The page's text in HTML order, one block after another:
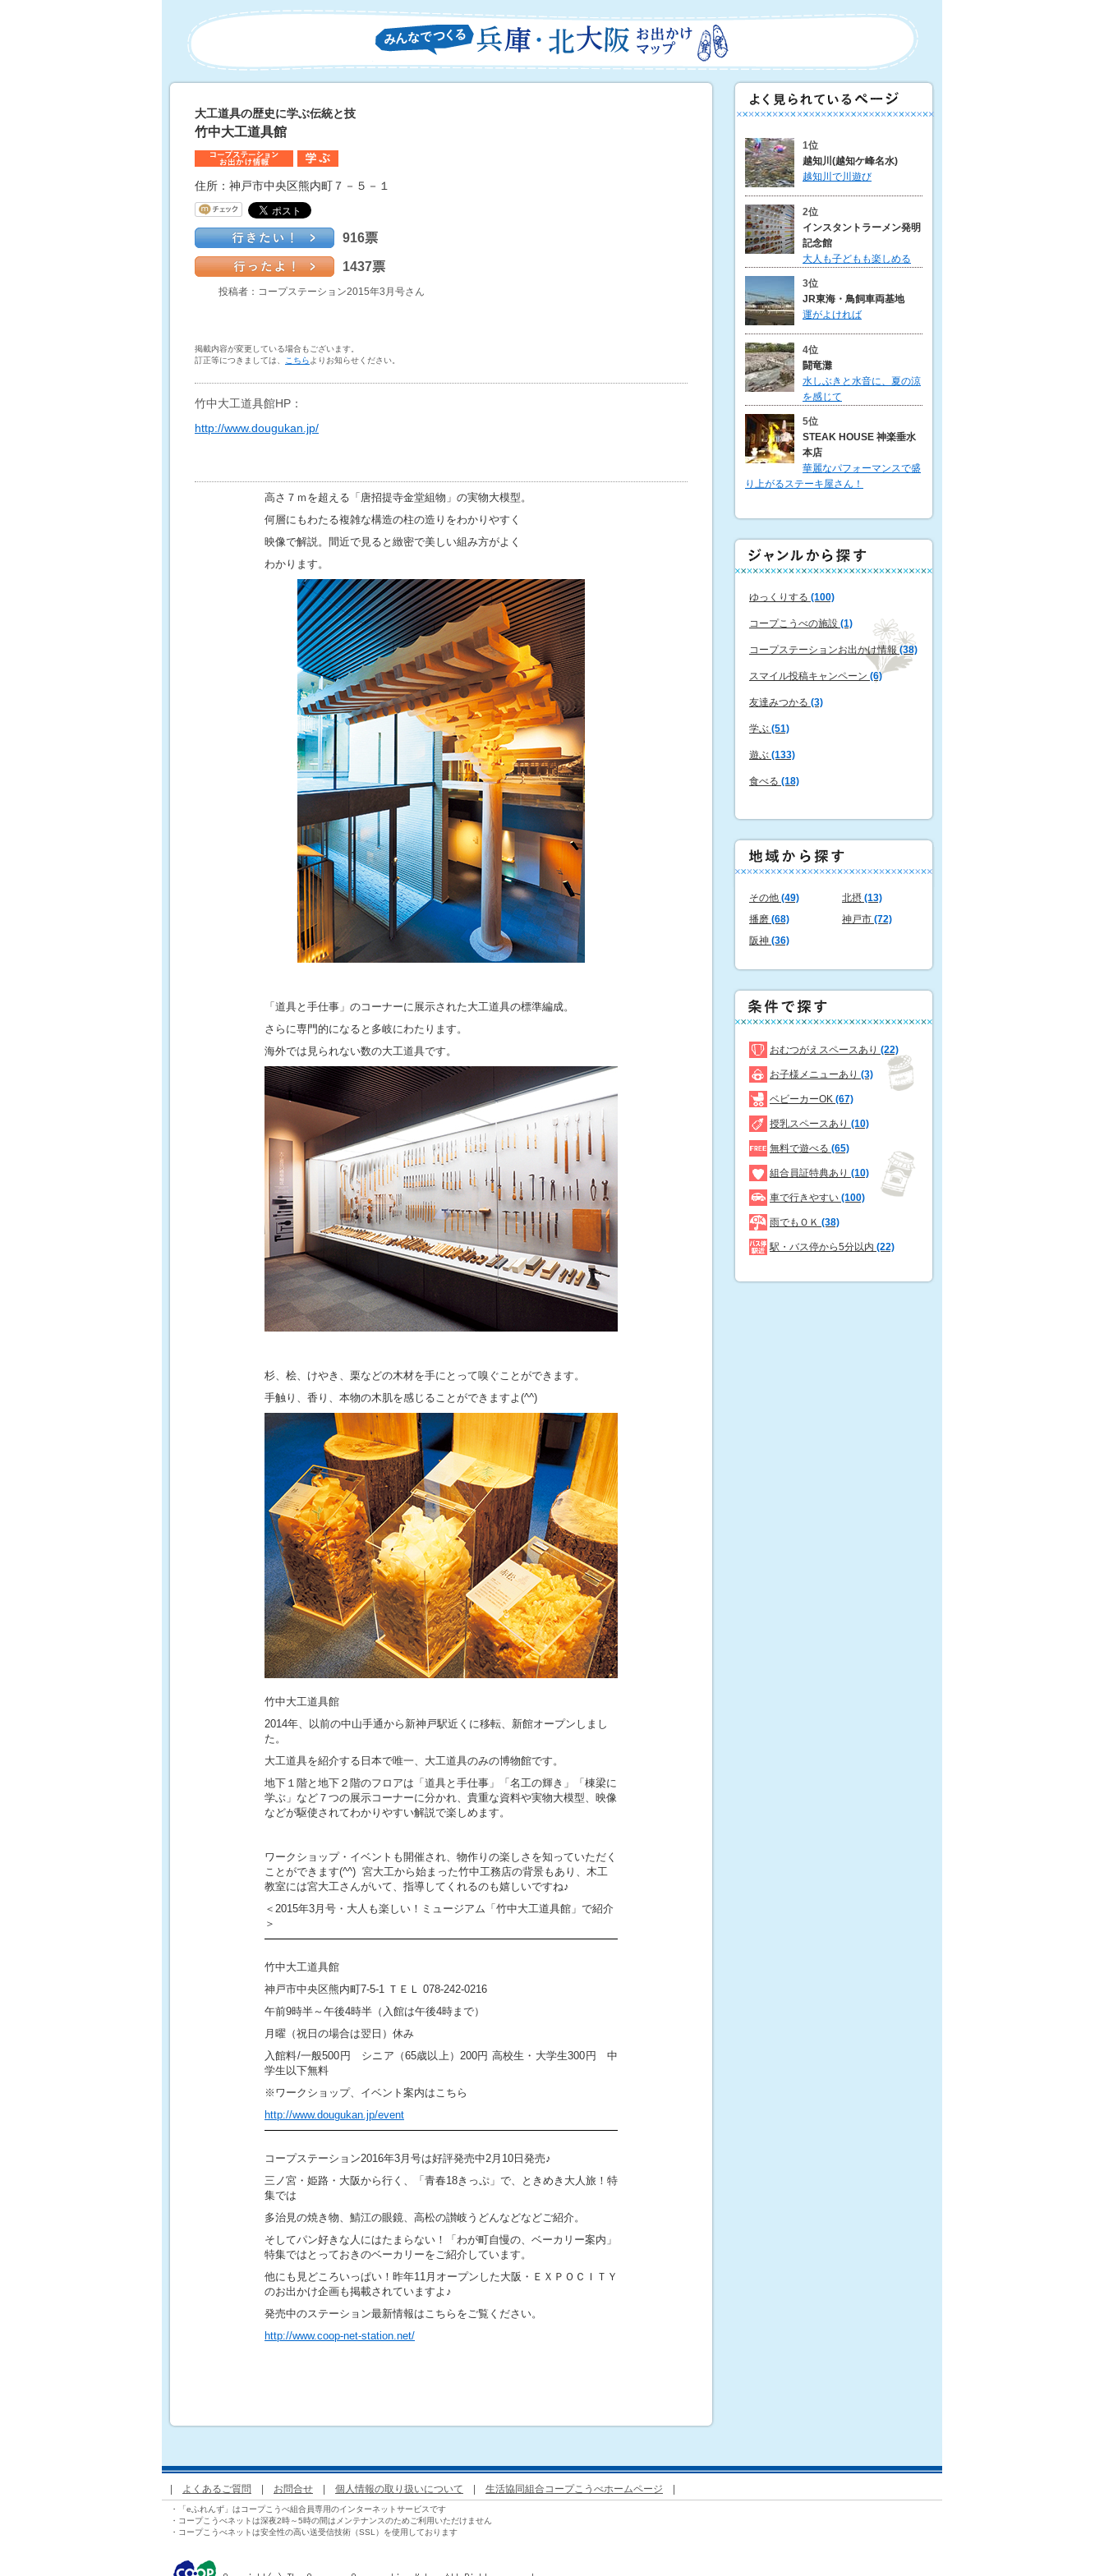
大工道具の歴史に学ぶ伝統と技
竹中大工道具館
住所：神戸市中央区熊内町７－５－１
916票
1437票
投稿者：コープステーション2015年3月号さん
掲載内容が変更している場合もございます。
訂正等につきましては、
こちら よりお知らせください。
竹中大工道具館HP：
http://www.dougukan.jp/
高さ７ｍを超える「唐招提寺金堂組物」の実物大模型。
何層にもわたる複雑な構造の柱の造りをわかりやすく
映像で解説。間近で見ると緻密で美しい組み方がよく
わかります。
「道具と手仕事」のコーナーに展示された大工道具の標準編成。
さらに専門的になると多岐にわたります。
海外では見られない数の大工道具です。
杉、桧、けやき、栗などの木材を手にとって嗅ぐことができます。
手触り、香り、本物の木肌を感じることができますよ(^^)
竹中大工道具館
2014年、以前の中山手通から新神戸駅近くに移転、新館オープンしまし
た。
大工道具を紹介する日本で唯一、大工道具のみの博物館です。
地下１階と地下２階のフロアは「道具と手仕事」「名工の輝き」「棟梁に
学ぶ」など７つの展示コーナーに分かれ、貴重な資料や実物大模型、映像
などが駆使されてわかりやすい解説で楽しめます。
ワークショップ・イベントも開催され、物作りの楽しさを知っていただく
ことができます(^^) 宮大工から始まった竹中工務店の背景もあり、木工
教室には宮大工さんがいて、指導してくれるのも嬉しいですね♪
＜ 2015年3月号・大人も楽しい！ミュージアム「竹中大工道具館」で紹介
＞
竹中大工道具館
神戸市中央区熊内町7-5-1 ＴＥＬ 078-242-0216
午前9時半～午後4時半（入館は午後4時まで）
月曜（祝日の場合は翌日）休み
入館料/一般500 円 シニア（65歳以上）200円 高校生・大学生300 円 中
学生以下無料
※ワークショップ、イベント案内はこちら
http://www.dougukan.jp/event
コープステーション2016年3月号は好評発売中2月10日発売♪
三ノ宮・姫路・大阪から行く、「青春18きっぷ」で、ときめき大人旅！特
集では
多治見の焼き物、鯖江の眼鏡、高松の讃岐うどんなどなどご紹介。
そしてパン好きな人にはたまらない！「わが町自慢の、ベーカリー案内」
特集ではとっておきのベーカリーをご紹介しています。
他にも見どころいっぱい！昨年11月オープンした大阪・ＥＸＰＯＣＩＴＹ
のお出かけ企画も掲載されていますよ♪
発売中のステーション最新情報はこちらをご覧ください。
http://www.coop-net-station.net/
1位
越知川(越知ケ峰名水)
越知川で川遊び
2位
インスタントラーメン発明
記念館
大人も子どもも楽しめる
3位
JR東海・鳥飼車両基地
運がよければ
4位
闘竜灘
水しぶきと水音に、夏の涼
を感じて
5位
STEAK HOUSE 神楽垂水
本店
華麗なパフォーマンスで盛
り上がるステーキ屋さん！
ゆっくりする (100)
コープこうべの施設 (1)
コープステーションお出かけ情報(38)
スマイル投稿キャンペーン (6)
友達みつかる (3)
学ぶ (51)
遊ぶ (133)
食べる (18)
その他 (49) 北摂 (13)
播磨 (68) 神戸市 (72)
阪神 (36)
おむつがえスペースあり (22)
お子様メニューあり (3)
ベビーカーOK (67)
授乳スペースあり (10)
無料で遊べる (65)
組合員証特典あり (10)
車で行きやすい (100)
雨でもＯＫ (38)
駅・バス停から5分以内 (22)
| よくあるご質問 | お問合せ | 個人情報の取り扱いについて | 生活協同組合コープこうべホームページ |
・「eふれんず」はコープこうべ組合員専用のインターネットサービスです
・コープこうべネットは深夜2時～5時の間はメンテナンスのためご利用いただけません
・コープこうべネットは安全性の高い送受信技術（SSL）を使用しております